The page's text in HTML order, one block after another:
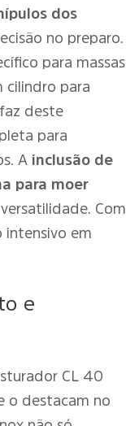
dos
no preparo.
para massas
cilindro para
faz deste
para
A inclusão de
para moer
Com
intensivo em
e
CL 40
o destacam no